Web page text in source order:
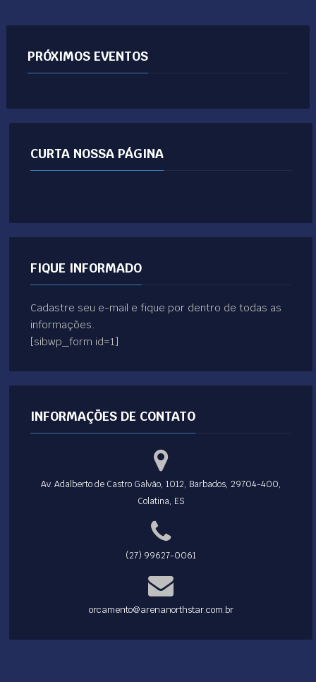
PRÓXIMOS EVENTOS
CURTA NOSSA PÁGINA
FIQUE INFORMADO
Cadastre seu e-mail e fique por dentro de todas as
informações.
[sibwp_form id=1]
INFORMAÇÕES DE CONTATO
Av. Adalberto de Castro Galvão, 1012, Barbados, 29704-400,
Colatina, ES
(27) 99627-0061
orcamento@arenanorthstar.com.br